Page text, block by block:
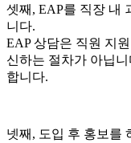
셋째, EAP를 직장 내
니다.
EAP 상담은 직원 지
신하는 절차가 아닙
합니다.
넷째, 도입 후 홍보를